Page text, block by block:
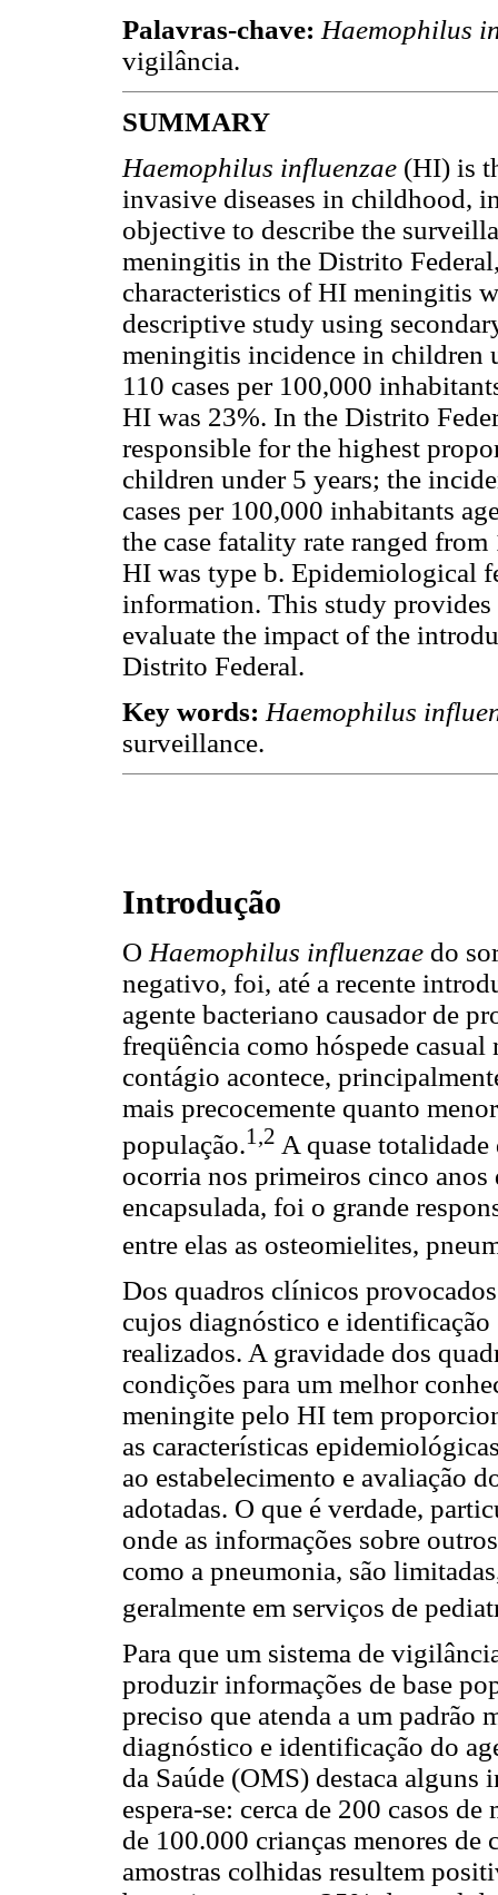
Palavras-chave: Haemophilus
vigilância.
SUMMARY
Haemophilus influenzae (HI) is
invasive diseases in childhood,
objective to describe the
meningitis in the Distrito
characteristics of HI meningitis
descriptive study using
meningitis incidence in children
110 cases per 100,000
HI was 23%. In the Distrito
responsible for the highest
children under 5 years; the
cases per 100,000 inhabitants
the case fatality rate ranged
HI was type b. Epidemiological
information. This study
evaluate the impact of the
Distrito Federal.
Key words: Haemophilus
surveillance.
Introdução
O Haemophilus influenzae do
negativo, foi, até a recente
agente bacteriano causador de
freqüência como hóspede
contágio acontece,
mais precocemente quanto
população.1,2 A quase totalidade
ocorria nos primeiros cinco
encapsulada, foi o grande
entre elas as osteomielites,
Dos quadros clínicos
cujos diagnóstico e
realizados. A gravidade dos
condições para um melhor
meningite pelo HI tem
as características
ao estabelecimento e avaliação
adotadas. O que é verdade,
onde as informações sobre
como a pneumonia, são
geralmente em serviços de
Para que um sistema de
produzir informações de base
preciso que atenda a um padrão
diagnóstico e identificação do
da Saúde (OMS) destaca alguns
espera-se: cerca de 200 casos
de 100.000 crianças menores de
amostras colhidas resultem